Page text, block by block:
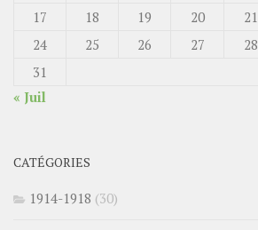
17
18 19 20 21
24
25 26 27 28
31
« Juil
CATÉGORIES
1914-1918 (30)